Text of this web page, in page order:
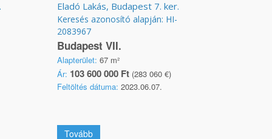
Eladó Lakás, Budapest 7. ker.
Keresés azonosító alapján: HI-
2083967
Budapest VII.
Alapterület: 67 m²
Ár: 103 600 000 Ft(283 060 €)
Feltöltés dátuma: 2023.06.07.
Tovább